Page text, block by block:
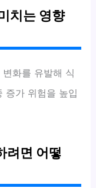
치는 영향
화를 유발해 식
증가 위험을 높입
려면 어떻